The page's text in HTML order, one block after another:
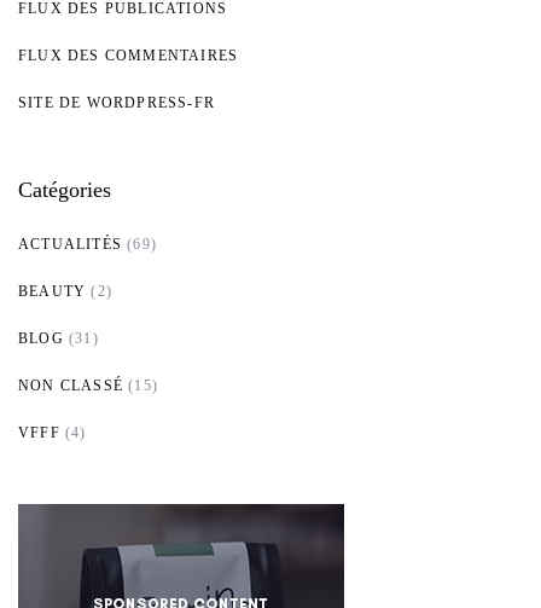
FLUX DES PUBLICATIONS
FLUX DES COMMENTAIRES
SITE DE WORDPRESS-FR
Catégories
ACTUALITÉS (69)
BEAUTY (2)
BLOG (31)
NON CLASSÉ (15)
VFFF (4)